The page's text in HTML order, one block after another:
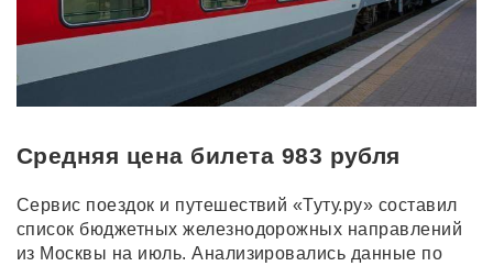
Средняя цена билета 983 рубля
Сервис поездок и путешествий «Туту.ру» составил
список бюджетных железнодорожных направлений
из Москвы на июль. Анализировались данные по